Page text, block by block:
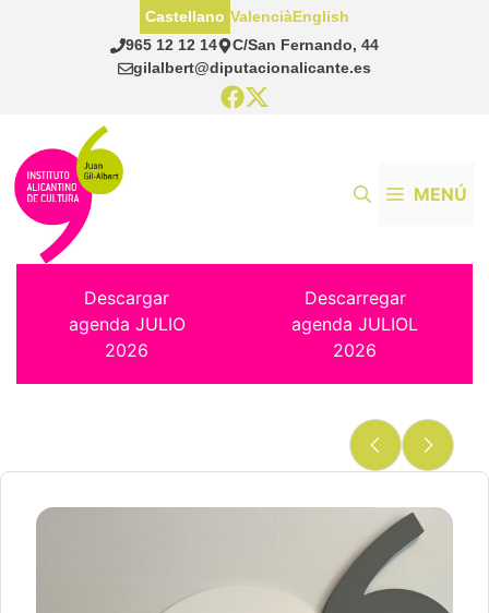
965 12 12 14
C/San Fernando, 44
gilalbert@diputacionalicante.es
Castellano ValenciàEnglish
MENÚ
Descargar
agenda JULIO
2026
Descarregar
agenda JULIOL
2026